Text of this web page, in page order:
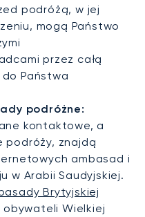
podróżą, w jej
mogą Państwo
przez całą
Państwa
podróżne:
kontaktowe, a
znajdą
ambasad i
w Arabii Saudyjskiej.
Brytyjskiej
Wielkiej